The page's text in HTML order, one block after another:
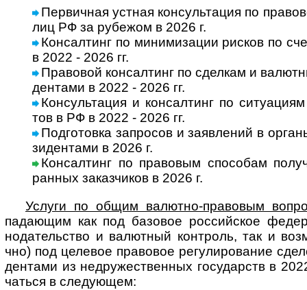
Первичная устная консультация по
лиц РФ за рубе­жом в 2026 г.
Консалтинг по минимизации рисков по
в 2022 - 2026 гг.
Правовой консалтинг по сделкам и
ден­тами в 2022 - 2026 гг.
Консультация и консалтинг по
тов в РФ в 2022 - 2026 гг.
Подготовка запросов и заявлений в
зи­ден­тами в 2026 г.
Консалтинг по правовым способам
ран­ных заказ­чи­ков в 2026 г.
Услуги по общим валютно-правовым
пада­ю­щим как под базовое рос­сий­ское
нода­тель­ство и валют­ный конт­роль, так и
чно) под целе­вое пра­во­вое регу­ли­ро­ва­ние
ден­тами из недру­жест­вен­ных госу­дарств в
чаться в сле­дующем: